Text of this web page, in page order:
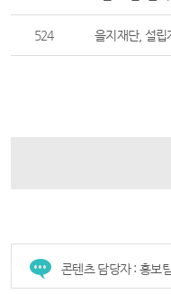
524 을지재단, 설립
콘텐츠 담당자 : 홍보